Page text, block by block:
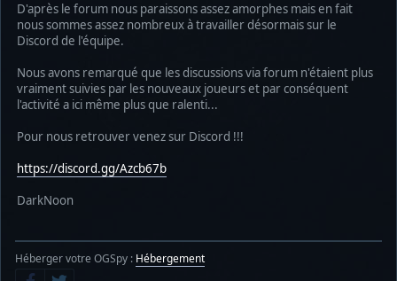
D'après le forum nous paraissons assez amorphes mais en fait
nous sommes assez nombreux à travailler désormais sur le
Discord de l'équipe.
Nous avons remarqué que les discussions via forum n'étaient plus
vraiment suivies par les nouveaux joueurs et par conséquent
l'activité a ici même plus que ralenti...
Pour nous retrouver venez sur Discord !!!
https://discord.gg/Azcb67b
DarkNoon
Héberger votre OGSpy : Hébergement